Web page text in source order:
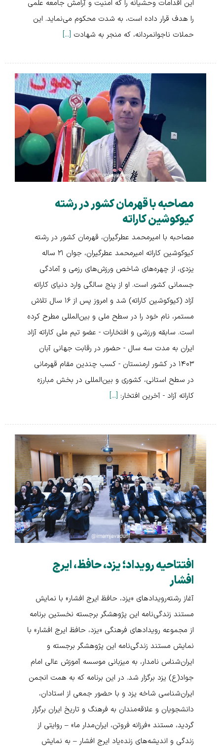
این اقدامات وحشیانه را که امنیت و آرامش جامعه علمی
را هدف قرار داده است، به شدت محکوم می‌نماید. این
حملات ناجوانمردانه، که منجر به شهادت [...]
مصاحبه با قهرمان کشور در رشته
کیوکوشین کاراته
مصاحبه با امیرمحمد عطرگیران، قهرمان کشور در رشته
کیوکوشین کاراته امیرمحمد عطرگیران، جوان ۲۱ ساله
یزدی، از چهره‌های شاخص ورزش‌های رزمی و آمادگی
جسمانی کشور است. او از پنج سالگی وارد دنیای کاراته
آزاد (کیوکوشین کاراته) شد و امروز پس از ۱۶ سال تلاش
مستمر، نام خود را در سطح ملی و بین‌المللی مطرح کرده
است. سابقه ورزشی و افتخارات - عضو تیم ملی کاراته آزاد
ایران به مدت سه سال - حضور در رقابت جهانی آبان
۱۴۰۳ در کشور ارمنستان - کسب چندین مقام قهرمانی
در سطح استانی، کشوری و بین‌المللی در بخش مبارزه
کاراته آزاد - آخرین افتخار: [...]
افتتاحیه رویداد؛ یزد، حافظ، ایرج
افشار
آغاز رشته‌رویدادهای «یزد، حافظ ایرج افشار» با نمایش
مستند زندگی‌نامه این پژوهشگر برجسته نخستین برنامه
از مجموعه‌ رویدادهای فرهنگی «یزد، حافظ ایرج افشار» با
نمایش مستند زندگی‌نامه این پژوهشگر برجسته و
ایران‌شناس نامدار، به میزبانی موسسه آموزش عالی امام
جواد(ع) یزد برگزار شد. در این برنامه که به همت انجمن
ایران‌شناسی شاخه یزد و با حضور جمعی از استادان،
دانشجویان و علاقه‌مندان به فرهنگ و تاریخ ایران برگزار
گردید، مستند «فرزانه فروتن، ایران‌مدار ما» – روایتی از
زندگی و اندیشه‌های زنده‌یاد ایرج افشار – به نمایش